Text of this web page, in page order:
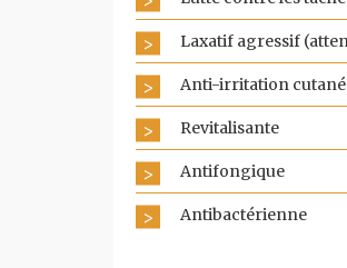
Laxatif agressif
Anti-irritation
Revitalisante
Antifongique
Antibactérienne